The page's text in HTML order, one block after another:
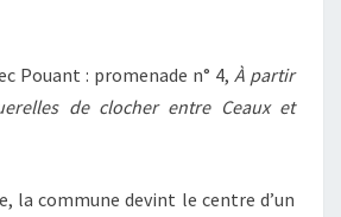
Pouant : promenade n° 4, À partir
de clocher entre Ceaux et
la commune devint le centre d’un